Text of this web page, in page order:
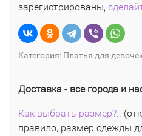
зарегистрированы,
Категория: Платья для
Доставка - все города и
Как выбрать размер?..
правило, размер одежды